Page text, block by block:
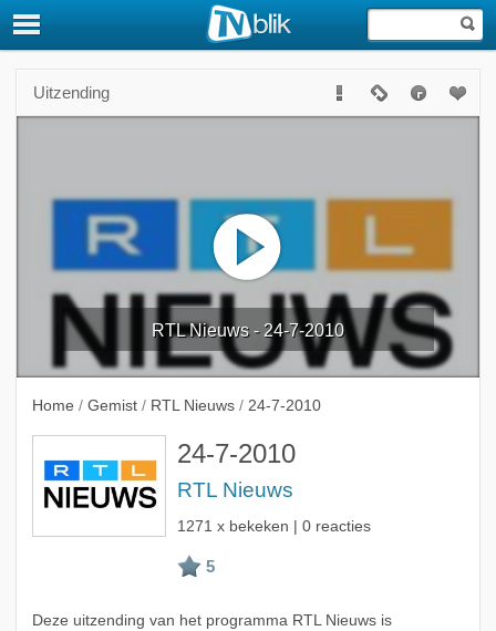
Uitzending
RTL Nieuws - 24-7-2010
Home / Gemist / RTL Nieuws / 24-7-2010
24-7-2010
RTL Nieuws
1271 x bekeken | 0 reacties
Deze uitzending van het programma RTL Nieuws is